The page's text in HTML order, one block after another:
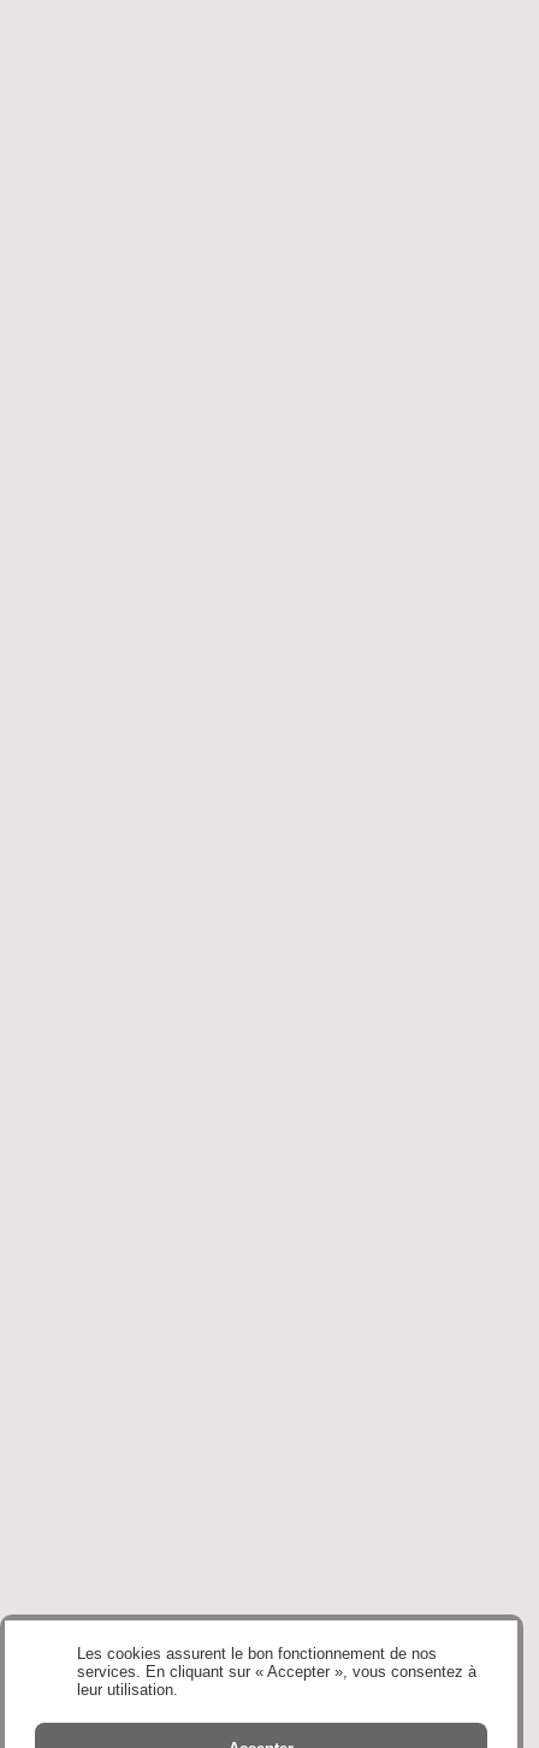
Les cookies assurent le bon fonctionnement de nos
services. En cliquant sur « Accepter », vous consentez à
leur utilisation.